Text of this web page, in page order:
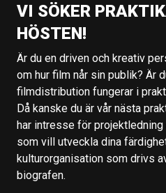
VI SÖKER
HÖSTEN!
Är du en driven och kreativ
om hur film når sin publik? Är
filmdistribution fungerar i
Då kanske du är vår nästa
har intresse för
som vill utveckla dina
kulturorganisation som drivs
biografen.